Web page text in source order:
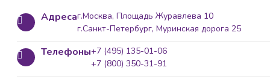
Адресаг.Москва, Площадь Журавлева 10
г.Санкт-Петербург, Муринская дорога 25
Телефоны+7 (495) 135-01-06
+7 (800) 350-31-91